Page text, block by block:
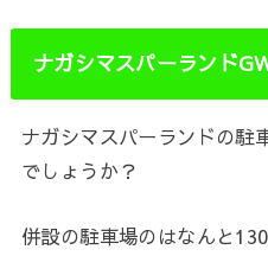
ナガシマスパーランド
ナガシマスパーランドの駐
でしょうか？
併設の駐車場のはなんと